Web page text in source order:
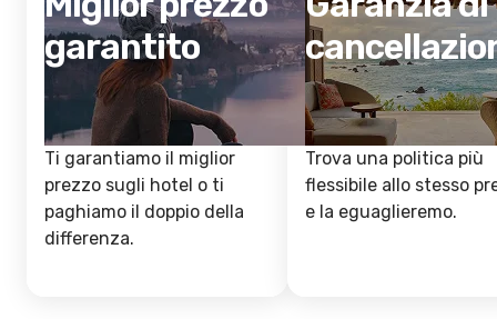
garantito
Ti garantiamo il miglior
prezzo sugli hotel o ti
paghiamo il doppio della
differenza.
Trova una politica più
flessibile allo stesso
e la eguaglieremo.